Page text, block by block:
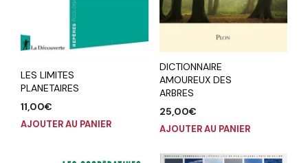
LES LIMITES
PLANETAIRES
11,00€
AJOUTER AU PANIER
DICTIONNAIRE
AMOUREUX DES
ARBRES
25,00€
AJOUTER AU PANIER